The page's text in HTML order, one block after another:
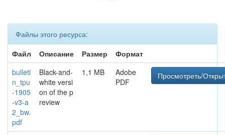
Файлы этого ресурса:
Файл
Описание Размер
Формат
bulleti
n_tpu
-1905
-v3-a
2_bw.
pdf
Black-and-
white versi
on of the p
review
1,1 MB
Adobe
PDF
Просмотреть/